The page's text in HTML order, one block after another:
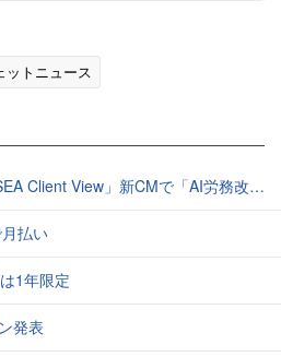
ットニュース
務改善」をアピール 働き方をAIが分析したら「すぐに休んで」と言われる？
払い
1年限定
発表